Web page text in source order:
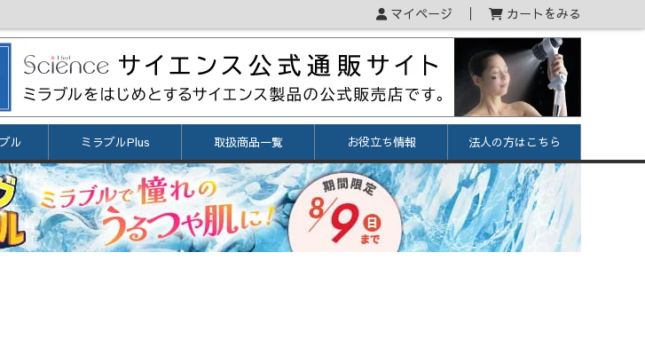
カートをみる
マイページ
ル ミラブルPlus 取扱商品一覧 お役立ち情報 法人の方はこちら